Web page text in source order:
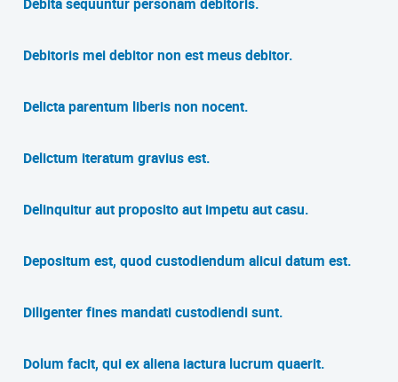
Debitoris mei debitor non est meus debitor.
Delicta parentum liberis non nocent.
Delictum iteratum gravius est.
Delinquitur aut proposito aut impetu aut casu.
Depositum est, quod custodiendum alicui datum est.
Diligenter fines mandati custodiendi sunt.
Dolum facit, qui ex aliena iactura lucrum quaerit.